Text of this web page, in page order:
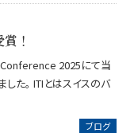
！
2025にて当
た。 ITIとはスイスのバ
ブログ